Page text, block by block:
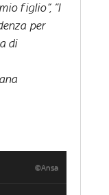
figlio”, “I
per
di
©Ansa